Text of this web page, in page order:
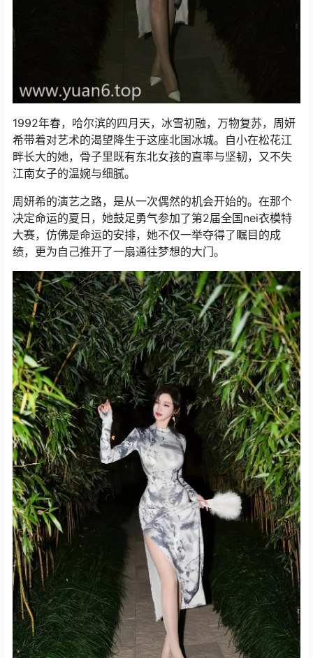
1992年春，哈尔滨的四月天，冰雪初融，万物复苏，周妍
希带着对艺术的渴望降生于这座北国冰城。自小在松花江
畔长大的她，骨子里既有东北女孩的直率与坚韧，又不失
江南女子的温婉与细腻。
周妍希的演艺之路，是从一次偶然的机会开始的。在那个
决定命运的夏日，她鼓足勇气参加了第2届全国nei衣模特
大赛，仿佛是命运的安排，她不仅一举夺得了瞩目的成
绩，更为自己推开了一扇通往梦想的大门。